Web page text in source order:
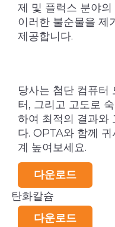
제 및 플럭스 분야
이러한 불순물을 제
제공합니다.
당사는 첨단 컴퓨터
터, 그리고 고도로
하여 최적의 결과와
다. OPTA와 함께
계 높여보세요.
다운로드
탄화칼슘
다운로드